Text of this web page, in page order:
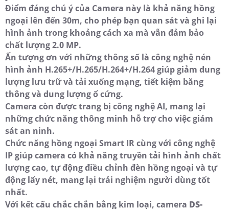
Điểm đáng chú ý của Camera này là khả năng hồng
ngoại lên đến 30m, cho phép bạn quan sát và ghi lại
hình ảnh trong khoảng cách xa mà vẫn đảm bảo
chất lượng 2.0 MP.
Ấn tượng ơn với những thông số là công nghệ nén
hình ảnh H.265+/H.265/H.264+/H.264 giúp giảm dung
lượng lưu trữ và tải xuống mạng, tiết kiệm băng
thông và dung lượng ổ cứng.
Camera còn được trang bị công nghệ AI, mang lại
những chức năng thông minh hỗ trợ cho việc giám
sát an ninh.
Chức năng hồng ngoại Smart IR cùng với công nghệ
IP giúp camera có khả năng truyền tải hình ảnh chất
lượng cao, tự động điều chỉnh đèn hồng ngoại và tự
động lấy nét, mang lại trải nghiệm người dùng tốt
nhất.
Với kết cấu chắc chắn bằng kim loại, camera DS-